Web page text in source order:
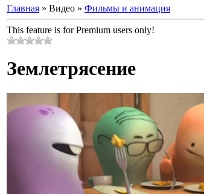
Главная » Видео » Фильмы и анимация
This feature is for Premium users only!
Землетрясение